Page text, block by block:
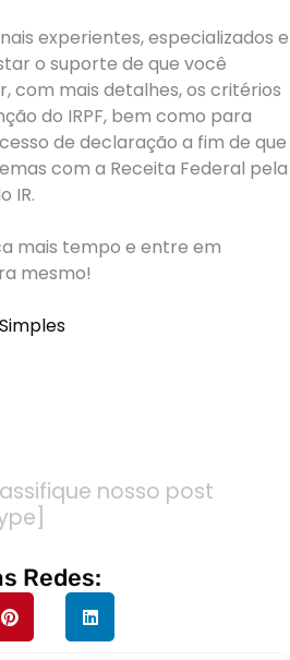
experientes, especializados e
o suporte de que você
com mais detalhes, os critérios
do IRPF, bem como para
de declaração a fim de que
com a Receita Federal pela
IR.
mais tempo e entre em
mesmo!
nosso post
Redes: